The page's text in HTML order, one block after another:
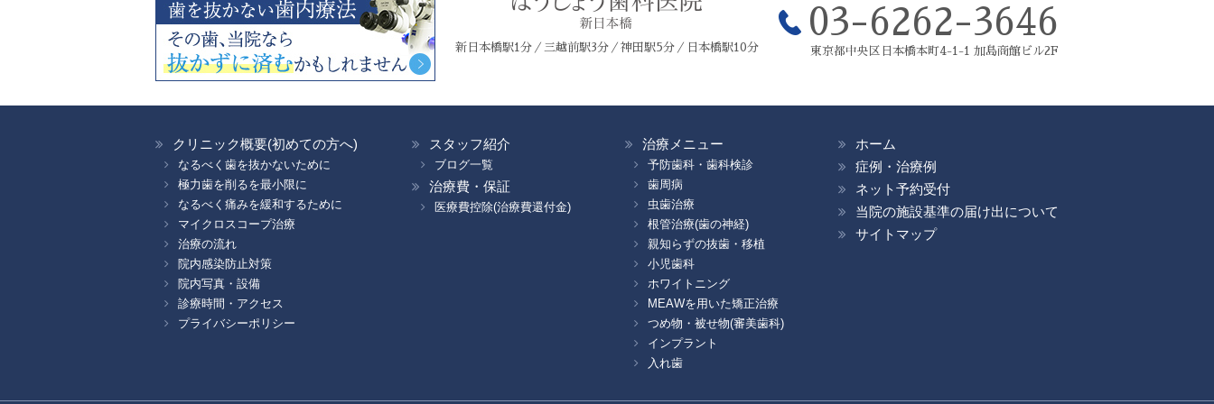
新日本橋駅1分／三越前駅3分／神田駅5分／日本橋駅10分
03-6262-3646
東京都中央区日本橋本町4-1-1 加島商館ビル2F
クリニック概要(初めての方へ)
なるべく歯を抜かないために
極力歯を削るを最小限に
なるべく痛みを緩和するために
マイクロスコープ治療
治療の流れ
院内感染防止対策
院内写真・設備
診療時間・アクセス
プライバシーポリシー
スタッフ紹介
ブログ一覧
治療費・保証
医療費控除(治療費還付金)
治療メニュー
予防歯科・歯科検診
歯周病
虫歯治療
根管治療(歯の神経)
親知らずの抜歯・移植
小児歯科
ホワイトニング
MEAWを用いた矯正治療
つめ物・被せ物(審美歯科)
インプラント
入れ歯
ホーム
症例・治療例
ネット予約受付
当院の施設基準の届け出について
サイトマップ